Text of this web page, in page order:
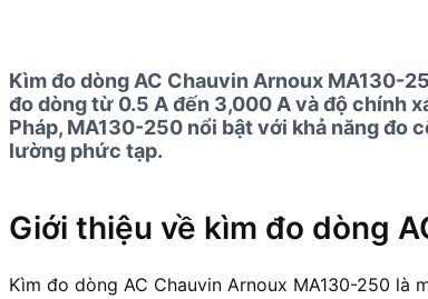
Kìm đo dòng AC Chauvin Arnoux MA130-
đo dòng từ 0.5 A đến 3,000 A và độ chính
Pháp, MA130-250 nổi bật với khả năng đo
lường phức tạp.
Giới thiệu về kìm đo dòng
Kìm đo dòng AC Chauvin Arnoux MA130-250